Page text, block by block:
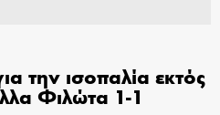
την ισοπαλία εκτός
Φιλώτα 1-1